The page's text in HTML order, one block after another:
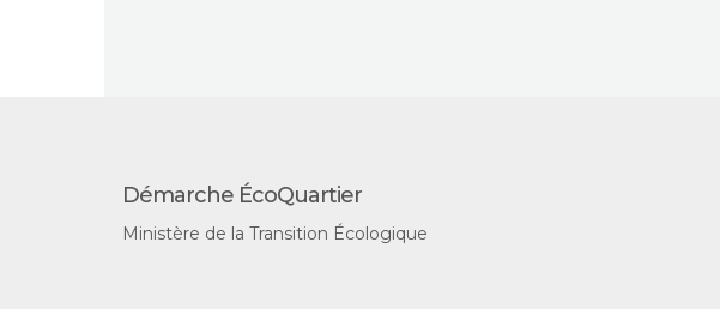
Démarche ÉcoQuartier
Ministère de la Transition Écologique